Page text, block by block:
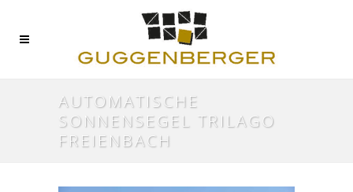
AUTOMATISCHE
SONNENSEGEL TRILAGO
FREIENBACH